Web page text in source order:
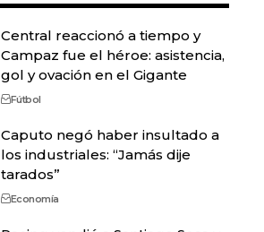
Central reaccionó a tiempo y
Campaz fue el héroe: asistencia,
gol y ovación en el Gigante
Fútbol
Caputo negó haber insultado a
los industriales: “Jamás dije
tarados”
Economía